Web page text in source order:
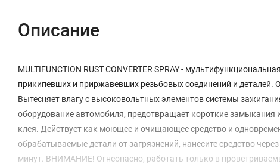
Описание
MULTIFUNCTION RUST CONVERTER SPRAY -
прикипевших и приржавевших резьбовых соединений и
Вытесняет влагу с высоковольтных элементов системы
оборудование автомобиля, предотвращает короткие замыкания
клея. Действует как моющее и очищающее средство и
обрабатываемые детали от загрязнений, нанесите средство
минут. ВНИМАНИЕ! Огнеопасно, работать только в